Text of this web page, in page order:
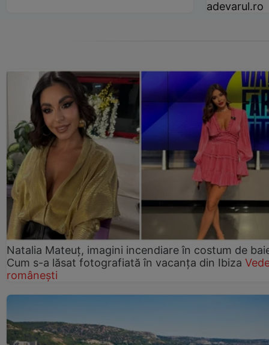
adevarul.ro
Natalia Mateuț, imagini incendiare în costum de
Cum s-a lăsat fotografiată în vacanța din Ibiza
românești